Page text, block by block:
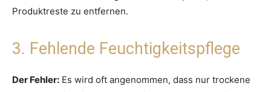
Produktreste zu entfernen.
3. Fehlende Feuchtigkeitspflege
Der Fehler: Es wird oft angenommen, dass nur trockene